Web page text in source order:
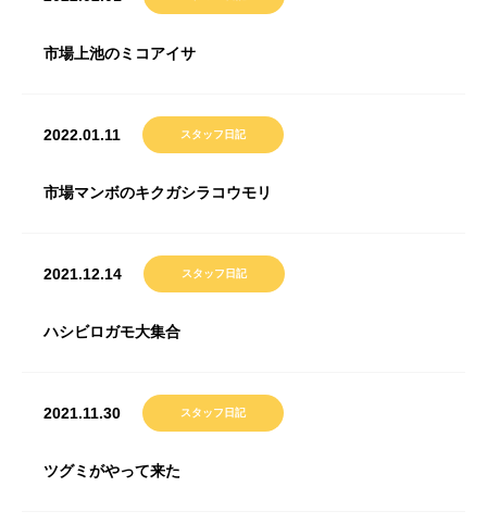
市場上池のミコアイサ
2022.01.11 スタッフ日記
市場マンボのキクガシラコウモリ
2021.12.14 スタッフ日記
ハシビロガモ大集合
2021.11.30 スタッフ日記
ツグミがやって来た